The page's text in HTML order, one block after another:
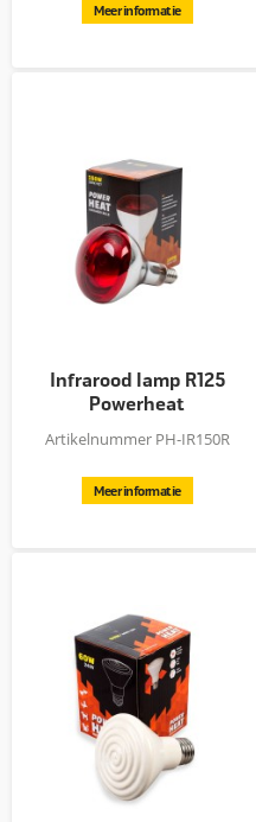
Meer informatie
Infrarood lamp R125
Powerheat
Artikelnummer PH-IR150R
Meer informatie